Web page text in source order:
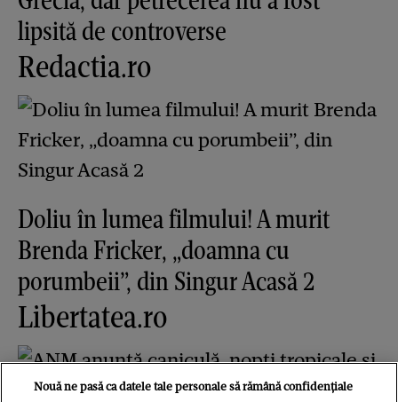
lipsită de controverse
Redactia.ro
Doliu în lumea filmului! A murit
Brenda Fricker, „doamna cu
porumbeii”, din Singur Acasă 2
Libertatea.ro
Nouă ne pasă ca datele tale personale să rămână confidențiale